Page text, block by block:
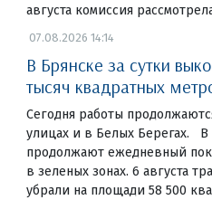
августа комиссия
07.08.2026 14:14
В Брянске за сутки
тысяч квадратных
Сегодня работы
улицах и в Белых Берегах.
продолжают ежедневный
в зеленых зонах. 6 августа
убрали на площади 58 500